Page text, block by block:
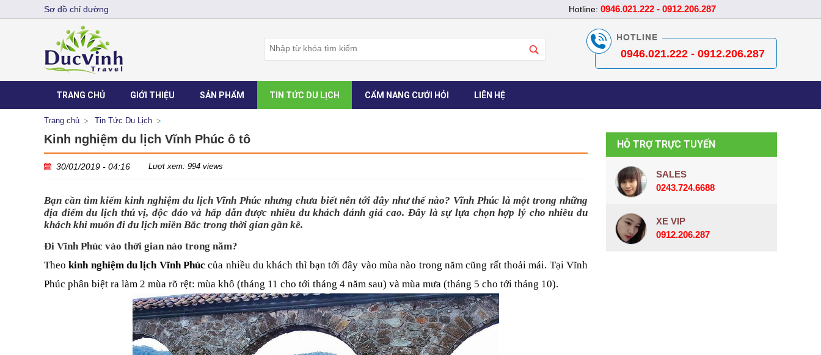
0946.021.222 - 0912.206.287
TRANG CHỦ GIỚI THIỆU SẢN PHẨM TIN TỨC DU LỊCH CẨM NANG CƯỚI HỎI LIÊN HỆ
Trang chủ Tin Tức Du Lịch
Kinh nghiệm du lịch Vĩnh Phúc ô tô
30/01/2019 - 04:16 Lượt xem: 994 views
Bạn cần tìm kiếm kinh nghiệm du lịch Vĩnh Phúc nhưng chưa biết nên tới đây như thế nào? Vĩnh Phúc là một trong những
địa điểm du lịch thú vị, độc đáo và hấp dẫn được nhiều du khách đánh giá cao. Đây là sự lựa chọn hợp lý cho nhiều du
khách khi muốn đi du lịch miền Bắc trong thời gian gần kề.
Đi Vĩnh Phúc vào thời gian nào trong năm?
Theo kinh nghiệm du lịch Vĩnh Phúc của nhiều du khách thì bạn tới đây vào mùa nào trong năm cũng rất thoải mái. Tại Vĩnh
Phúc phân biệt ra làm 2 mùa rõ rệt: mùa khô (tháng 11 cho tới tháng 4 năm sau) và mùa mưa (tháng 5 cho tới tháng 10).
HỖ TRỢ TRỰC TUYẾN
SALES
0243.724.6688
XE VIP
0912.206.287
Hotline: 0946.021.222 - 0912.206.287
Sơ đồ chỉ đường